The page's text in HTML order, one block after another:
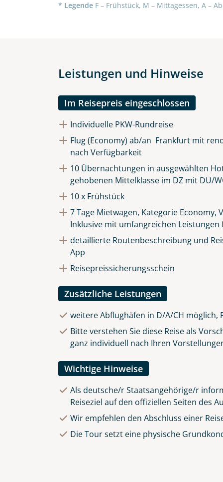
* Legende F – Frühstück, M – Mittagessen, A –
Leistungen und Hinweise
Im Reisepreis eingeschlossen
Individuelle PKW-Rundreise
Flug (Economy) ab/an Frankfurt mit
nach Verfügbarkeit
10 Übernachtungen in ausgewählten
gehobenen Mittelklasse im DZ mit DU/
10 x Frühstück
7 Tage Mietwagen, Kategorie Economy,
Inklusive mit umfangreichen Leistungen
detaillierte Routenbeschreibung und
App
Reisepreissicherungsschein
Zusätzliche Leistungen
weitere Abflughäfen in D/A/CH möglich,
Bitte verstehen Sie diese Reise als
ganz individuell nach Ihren
Wichtige Hinweise
Als deutsche/r Staatsangehörige/r
Reiseziel auf den offiziellen Seiten des
Wir empfehlen den Abschluss einer
Die Tour setzt eine physische